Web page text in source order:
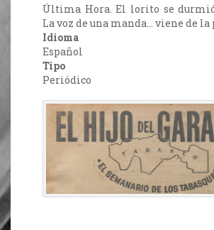
Última Hora. El lorito se
La voz de una manda… viene de la
Idioma
Español
Tipo
Periódico